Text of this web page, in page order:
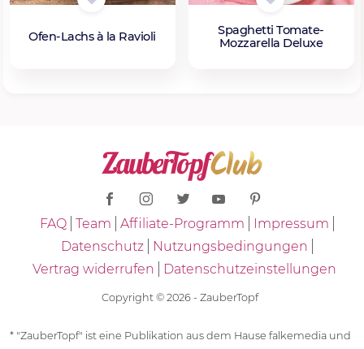
Ofen-Lachs à la Ravioli
Spaghetti Tomate-
Mozzarella Deluxe
FAQ Team Affiliate-Programm
Impressum
Datenschutz
Nutzungsbedingungen
Vertrag widerrufen
Datenschutzeinstellungen
Copyright © 2026 - ZauberTopf
* "ZauberTopf" ist eine Publikation aus dem Hause falkemedia und